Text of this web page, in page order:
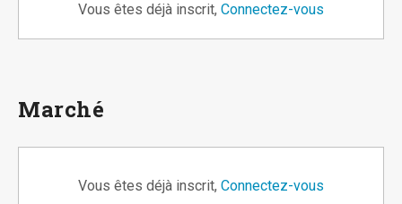
Vous êtes déjà inscrit, Connectez-vous
Marché
Vous êtes déjà inscrit, Connectez-vous